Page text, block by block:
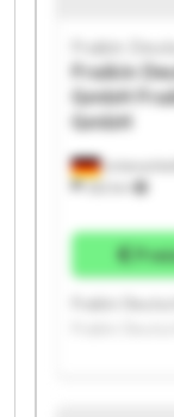
332 km
Fraikin
Fraikin
GmbH
GmbH
Fraikin
Fraikin